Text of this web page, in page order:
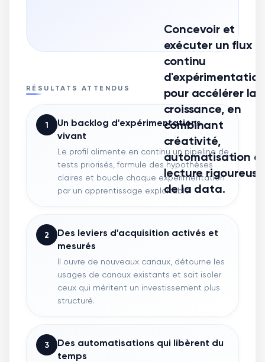
Concevoir et
exécuter un flux
continu
pour accélérer la
croissance, en
combinant
créativité,
automatisation
lecture rigoureuse
de la data.
RÉSULTATS ATTENDUS
1
Un backlog d'expérimentations
vivant
Le profil alimente en continu un pipeline de
tests priorisés, formule des hypothèses
claires et boucle chaque expérimentation
par un apprentissage exploitable.
2
Des leviers d'acquisition activés et
mesurés
Il ouvre de nouveaux canaux, détourne les
usages de canaux existants et sait isoler
ceux qui méritent un investissement plus
structuré.
3
Des automatisations qui libèrent du
temps